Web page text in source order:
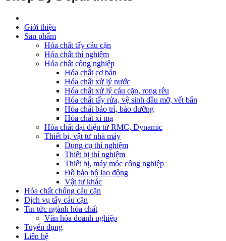
Giới thiệu
Sản phẩm
Hóa chất tẩy cáu cặn
Hóa chất thí nghiệm
Hóa chất công nghiệp
Hóa chất cơ bản
Hóa chất xử lý nước
Hóa chất xử lý cáu cặn, rong rêu
Hóa chất tẩy rửa, vệ sinh dầu mỡ, vết bẩn
Hóa chất bảo trì, bảo dưỡng
Hóa chất xi mạ
Hóa chất đại diện từ RMC, Dynamic
Thiết bị, vật tư nhà máy
Dụng cụ thí nghiệm
Thiết bị thí nghiệm
Thiết bị, máy móc công nghiệp
Đồ bảo hộ lao động
Vật tư khác
Hóa chất chống cáu cặn
Dịch vụ tẩy cáu cặn
Tin tức ngành hóa chất
Văn hóa doanh nghiệp
Tuyển dụng
Liên hệ